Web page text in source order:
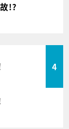
!?
4